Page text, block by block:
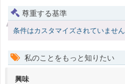
尊重する基準
条件はカスタマイズされていません
私のことをもっと知りたい
興味